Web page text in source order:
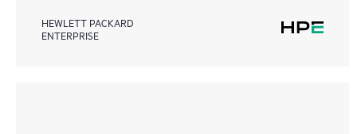
HEWLETT PACKARD
ENTERPRISE